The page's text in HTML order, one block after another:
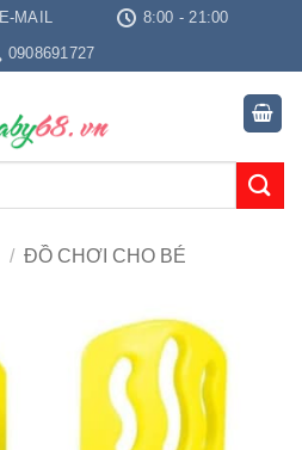
E-MAIL
8:00 - 21:00
0908691727
/ ĐỒ CHƠI CHO BÉ